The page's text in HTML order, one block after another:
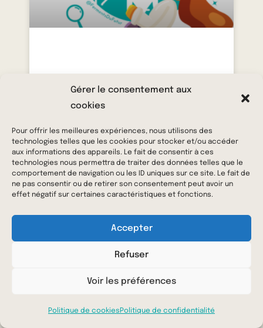
Gérer le consentement aux
cookies
Pour offrir les meilleures expériences, nous utilisons des
technologies telles que les cookies pour stocker et/ou accéder
aux informations des appareils. Le fait de consentir à ces
technologies nous permettra de traiter des données telles que le
comportement de navigation ou les ID uniques sur ce site. Le fait de
ne pas consentir ou de retirer son consentement peut avoir un
effet négatif sur certaines caractéristiques et fonctions.
Accepter
Refuser
Voir les préférences
Politique de cookiesPolitique de confidentialité
Appel à projets
2025
LIRE LA SUITE »
20 décembre 2024